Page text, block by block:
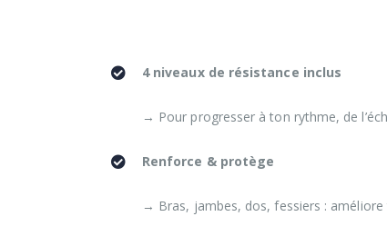
4 niveaux de résistance inclus
→ Pour progresser à ton rythme, de
Renforce & protège
→ Bras, jambes, dos, fessiers :